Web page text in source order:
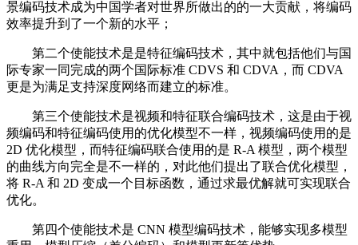
景编码技术成为中国学者对世界所做出的的一大贡献，将编码
效率提升到了一个新的水平；
第二个使能技术是是特征编码技术，其中就包括他们与国
际专家一同完成的两个国际标准 CDVS 和 CDVA，而 CDVA
更是为满足支持深度网络而建立的标准。
第三个使能技术是视频和特征联合编码技术，这是由于视
频编码和特征编码使用的优化模型不一样，视频编码使用的是
2D 优化模型，而特征编码联合使用的是 R-A 模型，两个模型
的曲线方向完全是不一样的，对此他们提出了联合优化模型，
将 R-A 和 2D 变成一个目标函数，通过求最优解就可实现联合
优化。
第四个使能技术是 CNN 模型编码技术，能够实现多模型